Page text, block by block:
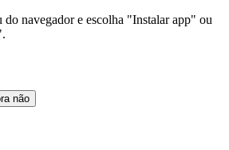
navegador e escolha "Instalar app" ou
não